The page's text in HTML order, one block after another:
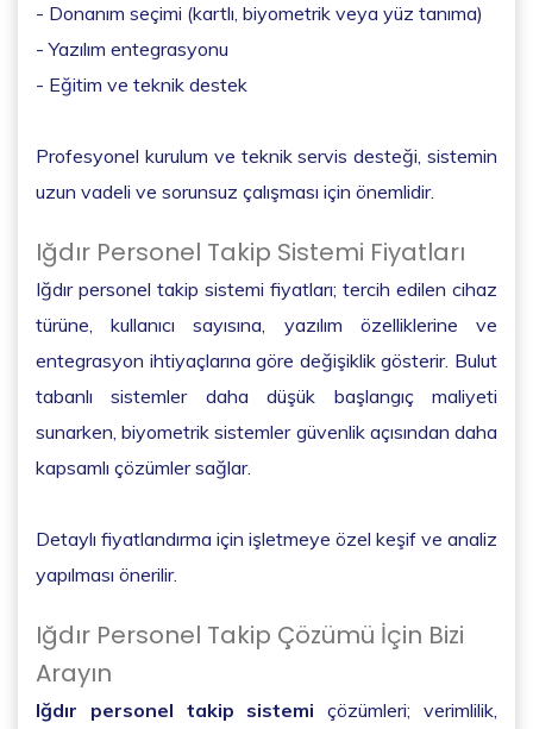
- Donanım seçimi (kartlı, biyometrik veya yüz tanıma)
- Yazılım entegrasyonu
- Eğitim ve teknik destek
Profesyonel kurulum ve teknik servis desteği, sistemin
uzun vadeli ve sorunsuz çalışması için önemlidir.
Iğdır Personel Takip Sistemi Fiyatları
Iğdır personel takip sistemi fiyatları; tercih edilen cihaz
türüne, kullanıcı sayısına, yazılım özelliklerine ve
entegrasyon ihtiyaçlarına göre değişiklik gösterir. Bulut
tabanlı sistemler daha düşük başlangıç maliyeti
sunarken, biyometrik sistemler güvenlik açısından daha
kapsamlı çözümler sağlar.
Detaylı fiyatlandırma için işletmeye özel keşif ve analiz
yapılması önerilir.
Iğdır Personel Takip Çözümü İçin Bizi
Arayın
Iğdır personel takip sistemi çözümleri; verimlilik,